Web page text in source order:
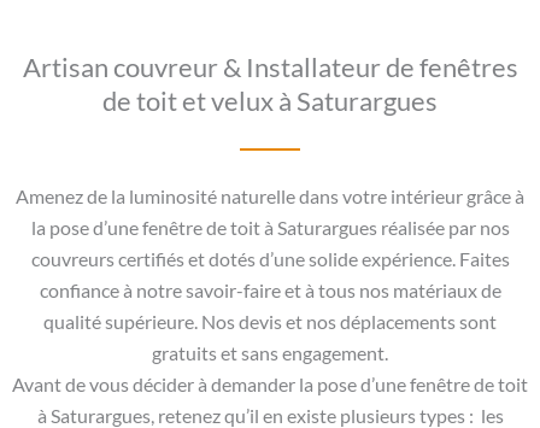
Artisan couvreur & Installateur de fenêtres
de toit et velux à Saturargues
Amenez de la luminosité naturelle dans votre intérieur grâce à
la pose d’une fenêtre de toit à Saturargues réalisée par nos
couvreurs certifiés et dotés d’une solide expérience. Faites
confiance à notre savoir-faire et à tous nos matériaux de
qualité supérieure. Nos devis et nos déplacements sont
gratuits et sans engagement.
Avant de vous décider à demander la pose d’une fenêtre de toit
à Saturargues, retenez qu’il en existe plusieurs types : les